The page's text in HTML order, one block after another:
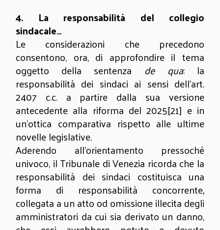
4.
La responsabilità del collegio
sindacale…
Le considerazioni che precedono
consentono, ora, di approfondire il tema
oggetto della sentenza de qua: la
responsabilità dei sindaci ai sensi dell’art.
2407 c.c. a partire dalla sua versione
antecedente alla riforma del 2025[21] e in
un’ottica comparativa rispetto alle ultime
novelle legislative.
Aderendo all’orientamento pressoché
univoco, il Tribunale di Venezia ricorda che la
responsabilità dei sindaci costituisca una
forma di responsabilità concorrente,
collegataa un atto od omissione illecita degli
amministratori da cui sia derivato un danno,